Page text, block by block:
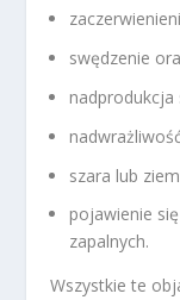
swędzenie
nadprodukcja
szara lub
pojawienie
zapalnych.
Wszystkie te